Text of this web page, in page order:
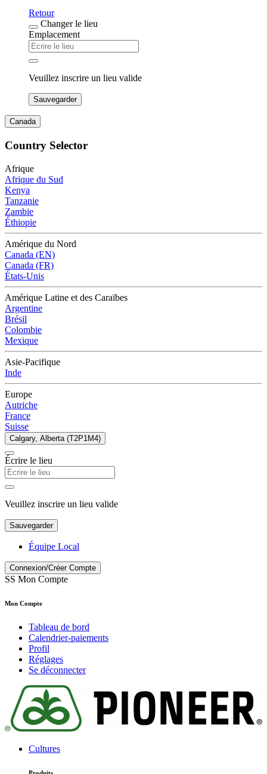
Retour
Changer le lieu
Emplacement
Veuillez inscrire un lieu valide
Sauvegarder
Canada
Country Selector
Afrique
Afrique du Sud
Kenya
Tanzanie
Zambie
Éthiopie
Amérique du Nord
Canada (EN)
Canada (FR)
États-Unis
Amérique Latine et des Caraïbes
Argentine
Brésil
Colombie
Mexique
Asie-Pacifique
Inde
Europe
Autriche
France
Suisse
Calgary, Alberta (T2P1M4)
Écrire le lieu
Veuillez inscrire un lieu valide
Sauvegarder
Équipe Local
Connexion/Créer Compte
SS Mon Compte
Mon Compte
Tableau de bord
Calendrier-paiements
Profil
Réglages
Se déconnecter
Cultures